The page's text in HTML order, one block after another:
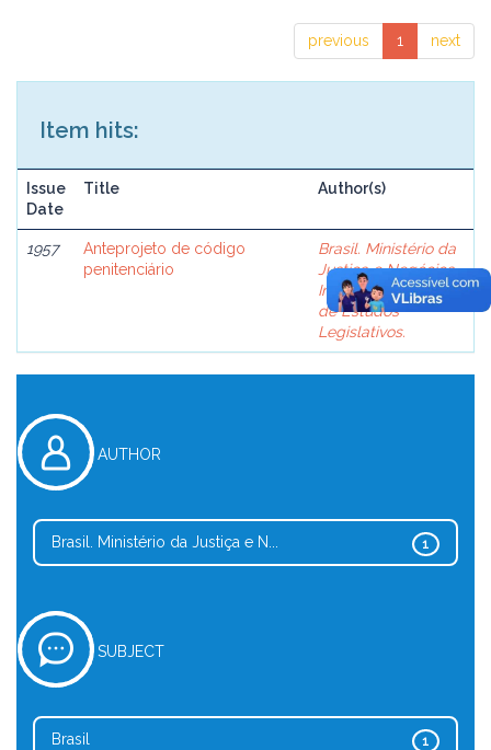
previous 1 next
Item hits:
Issue
Date
Title Author(s)
1957
Anteprojeto de código
penitenciário
Brasil. Ministério da
Justiça e Negócios
Interiores. Comissão
de Estudos
Legislativos.
AUTHOR
1
Brasil. Ministério da Justiça e N...
SUBJECT
1
Brasil